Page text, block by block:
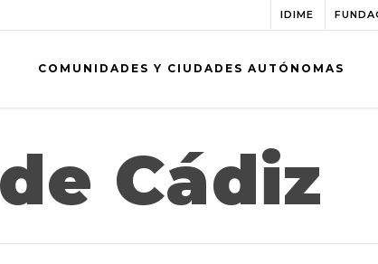
IDIME
COMUNIDADES Y CIUDADES AUTÓNOMAS
Cádiz